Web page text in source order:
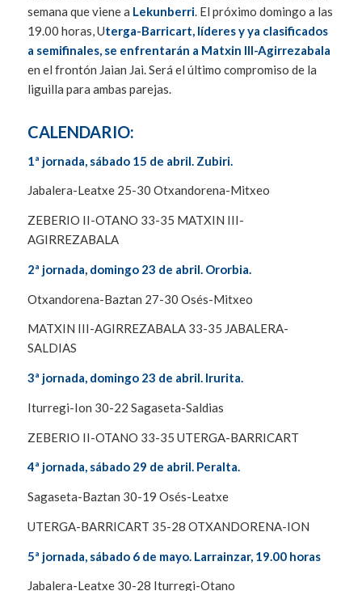
semana que viene a Lekunberri. El próximo domingo a las
19.00 horas, Uterga-Barricart, líderes y ya clasificados
a semifinales, se enfrentarán a Matxin III-Agirrezabala
en el frontón Jaian Jai. Será el último compromiso de la
liguilla para ambas parejas.
CALENDARIO:
1ª jornada, sábado 15 de abril. Zubiri.
Jabalera-Leatxe 25-30 Otxandorena-Mitxeo
ZEBERIO II-OTANO 33-35 MATXIN III-
AGIRREZABALA
2ª jornada, domingo 23 de abril. Ororbia.
Otxandorena-Baztan 27-30 Osés-Mitxeo
MATXIN III-AGIRREZABALA 33-35 JABALERA-
SALDIAS
3ª jornada, domingo 23 de abril. Irurita.
Iturregi-Ion 30-22 Sagaseta-Saldias
ZEBERIO II-OTANO 33-35 UTERGA-BARRICART
4ª jornada, sábado 29 de abril. Peralta.
Sagaseta-Baztan 30-19 Osés-Leatxe
UTERGA-BARRICART 35-28 OTXANDORENA-ION
5ª jornada, sábado 6 de mayo. Larrainzar, 19.00 horas
Jabalera-Leatxe 30-28 Iturregi-Otano